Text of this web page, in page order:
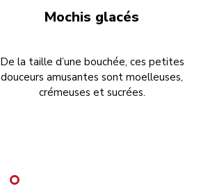
Mochis glacés
De la taille d’une bouchée, ces petites
douceurs amusantes sont moelleuses,
crémeuses et sucrées.